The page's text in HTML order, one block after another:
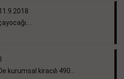
kurumsal kiracılı 490...